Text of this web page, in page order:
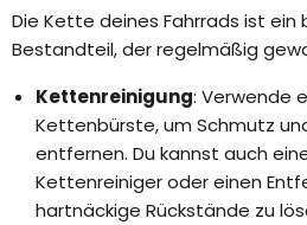
Die Kette deines Fahrrads ist
Bestandteil, der regelmäßig
Kettenreinigung: Verwende
Kettenbürste, um Schmutz
entfernen. Du kannst auch
Kettenreiniger oder einen
hartnäckige Rückstände zu